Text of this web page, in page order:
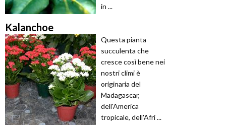
in ...
Kalanchoe
Questa pianta
succulenta che
cresce così bene nei
nostri climi è
originaria del
Madagascar,
dell'America
tropicale, dell'Afri ...